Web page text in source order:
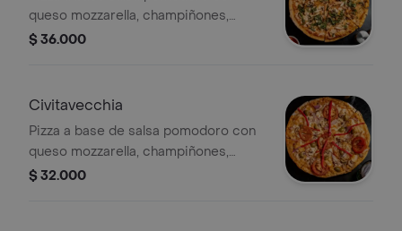
queso mozzarella, champiñones,
pechuga de pollo asada y albahaca
$ 36.000
Civitavecchia
Pizza a base de salsa pomodoro con
queso mozzarella, champiñones,
cebolla roja, aceitunas, tomates
$ 32.000